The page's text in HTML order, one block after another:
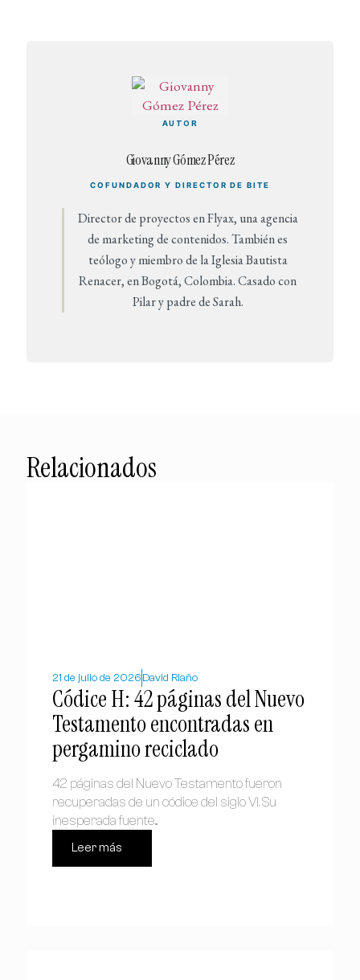
AUTOR
Giovanny Gómez Pérez
COFUNDADOR Y DIRECTOR DE BITE
Director de proyectos en Flyax, una agencia
de marketing de contenidos. También es
teólogo y miembro de la Iglesia Bautista
Renacer, en Bogotá, Colombia. Casado con
Pilar y padre de Sarah.
Relacionados
21 de julio de 2026 David Riaño
Códice H: 42 páginas del Nuevo
Testamento encontradas en
pergamino reciclado
42 páginas del Nuevo Testamento fueron
recuperadas de un códice del siglo VI. Su
inesperada fuente...
Leer más